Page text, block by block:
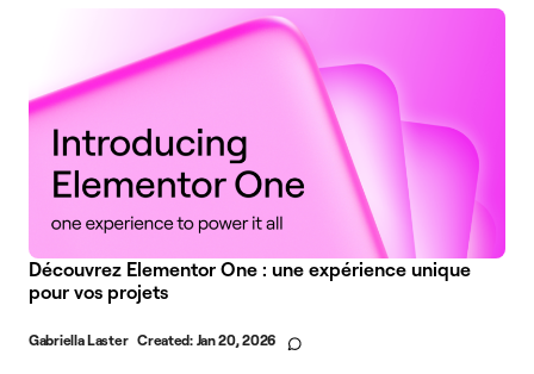
Découvrez Elementor One : une expérience unique
pour vos projets
Gabriella Laster Created: Jan 20, 2026